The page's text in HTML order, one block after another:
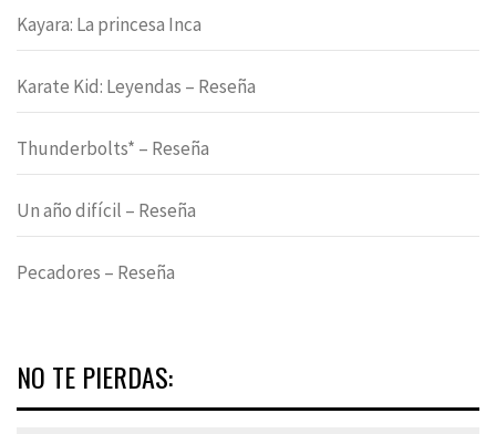
Kayara: La princesa Inca
Karate Kid: Leyendas – Reseña
Thunderbolts* – Reseña
Un año difícil – Reseña
Pecadores – Reseña
NO TE PIERDAS: